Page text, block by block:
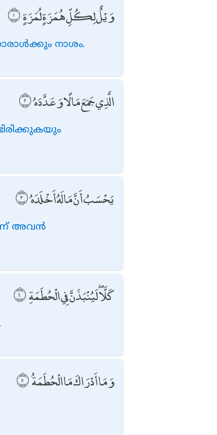
وَيْلٌ لِكُلِّ هُمَزَةٍ لُمَزَةٍ
നാശം.
الَّذِي جَمَعَ مَالًا وَعَدَّدَهُ
يَحْسَبُ أَنَّ مَالَهُ أَخْلَدَهُ
അവന്‍
كَلَّا ۖ لَيُنْبَذَنَّ فِي الْحُطَمَةِ
وَمَا أَدْرَاكَ مَا الْحُطَمَةُ